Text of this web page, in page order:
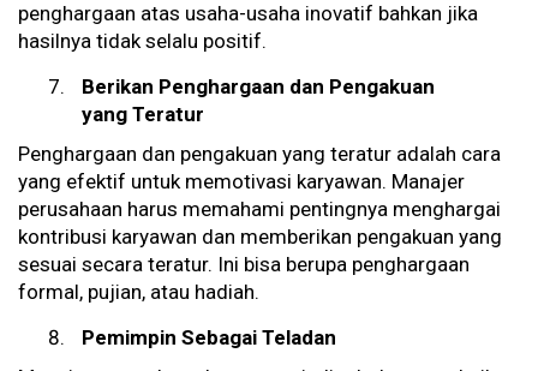
penghargaan atas usaha-usaha inovatif bahkan jika
hasilnya tidak selalu positif.
Berikan Penghargaan dan Pengakuan
yang Teratur
Penghargaan dan pengakuan yang teratur adalah cara
yang efektif untuk memotivasi karyawan. Manajer
perusahaan harus memahami pentingnya menghargai
kontribusi karyawan dan memberikan pengakuan yang
sesuai secara teratur. Ini bisa berupa penghargaan
formal, pujian, atau hadiah.
Pemimpin Sebagai Teladan